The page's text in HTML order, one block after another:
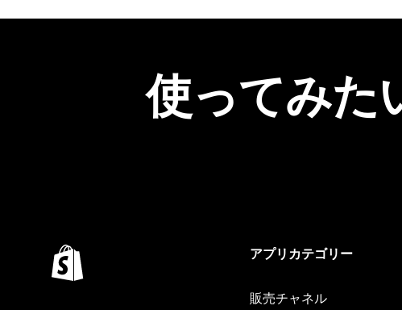
使ってみた
アプリカテゴリー
販売チャネル